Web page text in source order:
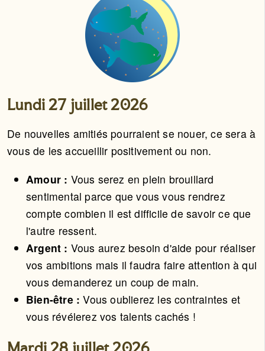
Lundi 27 juillet 2026
De nouvelles amitiés pourraient se nouer, ce sera à
vous de les accueillir positivement ou non.
Amour : Vous serez en plein brouillard
sentimental parce que vous vous rendrez
compte combien il est difficile de savoir ce que
l'autre ressent.
Argent : Vous aurez besoin d'aide pour réaliser
vos ambitions mais il faudra faire attention à qui
vous demanderez un coup de main.
Bien-être :Vous oublierez les contraintes et
vous révélerez vos talents cachés !